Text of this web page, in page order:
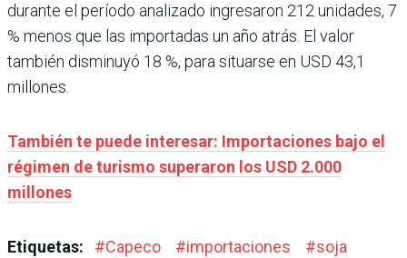
durante el período analizado ingresaron 212 unidades, 7
% menos que las importadas un año atrás. El valor
también disminuyó 18 %, para situarse en USD 43,1
millones.
También te puede interesar: Importaciones bajo el
régimen de turismo superaron los USD 2.000
millones
Etiquetas: #Capeco #importaciones #soja